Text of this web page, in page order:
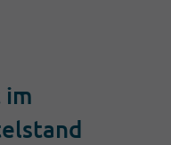
im